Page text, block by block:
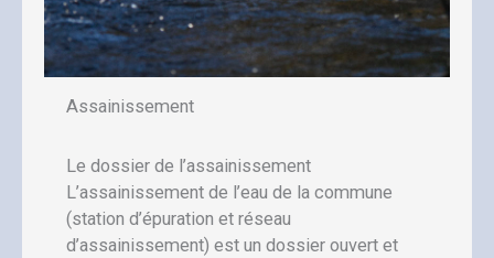
Assainissement
Le dossier de l’assainissement
L’assainissement de l’eau de la commune
(station d’épuration et réseau
d’assainissement) est un dossier ouvert et